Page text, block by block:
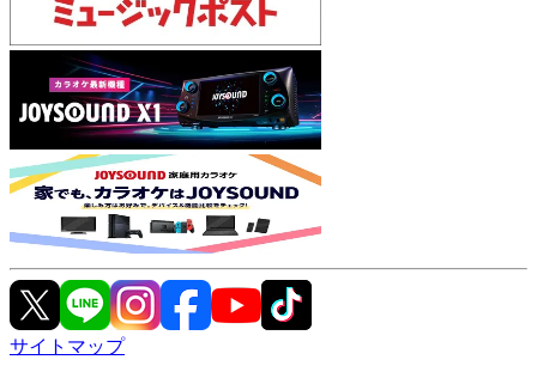
サイトマップ